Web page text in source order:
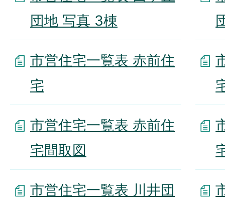
団地 写真 3棟
市営住宅一覧表 赤前住
宅
市営住宅一覧表 赤前住
宅間取図
市営住宅一覧表 川井団